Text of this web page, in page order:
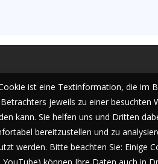
ist eine Textinformation, die im
jeweils zu einer besuchten
kann. Sie helfen uns und Dritten
bereitzustellen und zu
werden. Bitte beachten Sie: Einige